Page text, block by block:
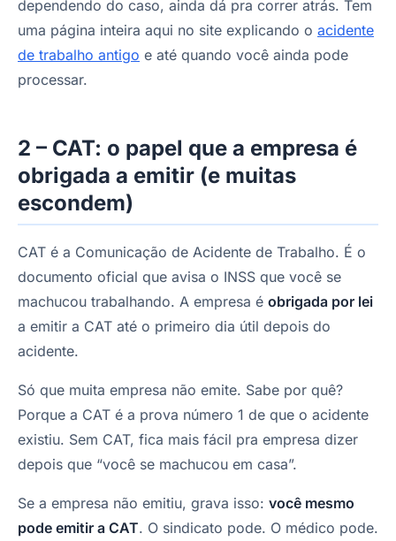
dependendo do caso, ainda dá pra correr atrás. Tem
uma página inteira aqui no site explicando o acidente
de trabalho antigo e até quando você ainda pode
processar.
2 – CAT: o papel que a empresa é
obrigada a emitir (e muitas
escondem)
CAT é a Comunicação de Acidente de Trabalho. É o
documento oficial que avisa o INSS que você se
machucou trabalhando. A empresa é obrigada por lei
a emitir a CAT até o primeiro dia útil depois do
acidente.
Só que muita empresa não emite. Sabe por quê?
Porque a CAT é a prova número 1 de que o acidente
existiu. Sem CAT, fica mais fácil pra empresa dizer
depois que “você se machucou em casa”.
Se a empresa não emitiu, grava isso: você mesmo
pode emitir a CAT. O sindicato pode. O médico pode.